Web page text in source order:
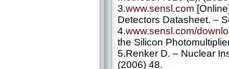
3.www.sensl.com
Detectors Datasheet. –
4.www.sensl.com/
the Silicon
5.Renker D. – Nuclear
(2006) 48.